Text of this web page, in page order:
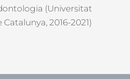
(Universitat
2016-2021)